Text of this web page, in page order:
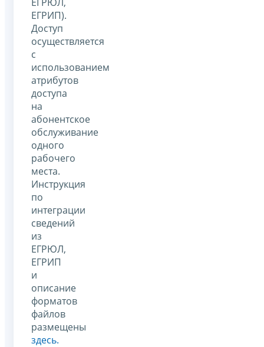
ЕГРИП).
Доступ
осуществляется
с
использованием
атрибутов
доступа
на
абонентское
обслуживание
одного
рабочего
места.
Инструкция
по
интеграции
сведений
из
ЕГРЮЛ,
ЕГРИП
и
описание
форматов
файлов
размещены
здесь.